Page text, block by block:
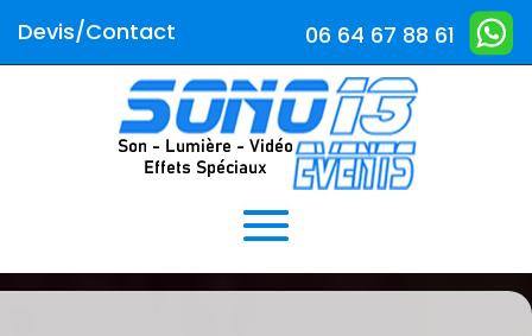
Devis/Contact 06 64 67 88 61